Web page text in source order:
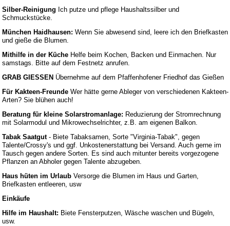
Silber-Reinigung Ich putze und pflege Haushaltssilber und
Schmuckstücke.
München Haidhausen: Wenn Sie abwesend sind, leere ich den Briefkasten
und gieße die Blumen.
Mithilfe in der Küche Helfe beim Kochen, Backen und Einmachen. Nur
samstags. Bitte auf dem Festnetz anrufen.
GRAB GIESSEN Übernehme auf dem Pfaffenhofener Friedhof das Gießen
Für Kakteen-Freunde Wer hätte gerne Ableger von verschiedenen Kakteen-
Arten? Sie blühen auch!
Beratung für kleine Solarstromanlage: Reduzierung der Stromrechnung
mit Solarmodul und Mikrowechselrichter, z.B. am eigenen Balkon.
Tabak Saatgut- Biete Tabaksamen, Sorte "Virginia-Tabak", gegen
Talente/Crossy's und ggf. Unkostenerstattung bei Versand. Auch gerne im
Tausch gegen andere Sorten. Es sind auch mitunter bereits vorgezogene
Pflanzen an Abholer gegen Talente abzugeben.
Haus hüten im Urlaub Versorge die Blumen im Haus und Garten,
Briefkasten entleeren, usw
Einkäufe
Hilfe im Haushalt: Biete Fensterputzen, Wäsche waschen und Bügeln,
usw.